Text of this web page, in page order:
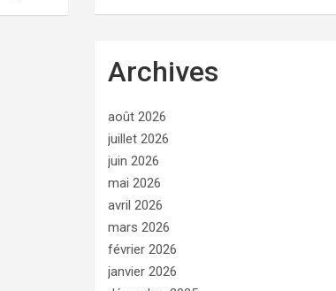
Archives
août 2026
juillet 2026
juin 2026
mai 2026
avril 2026
mars 2026
février 2026
janvier 2026